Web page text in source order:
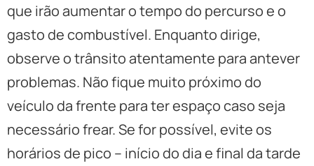
que irão aumentar o tempo do percurso e o
gasto de combustível. Enquanto dirige,
observe o trânsito atentamente para antever
problemas. Não fique muito próximo do
veículo da frente para ter espaço caso seja
necessário frear. Se for possível, evite os
horários de pico – início do dia e final da tarde